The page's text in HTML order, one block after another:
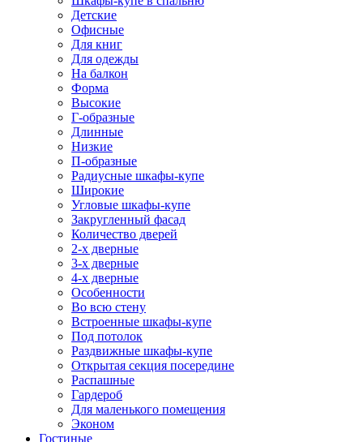
Детские
Офисные
Для книг
Для одежды
На балкон
Форма
Высокие
Г-образные
Длинные
Низкие
П-образные
Радиусные шкафы-купе
Широкие
Угловые шкафы-купе
Закругленный фасад
Количество дверей
2-х дверные
3-х дверные
4-х дверные
Особенности
Во всю стену
Встроенные шкафы-купе
Под потолок
Раздвижные шкафы-купе
Открытая секция посередине
Распашные
Гардероб
Для маленького помещения
Эконом
Гостиные